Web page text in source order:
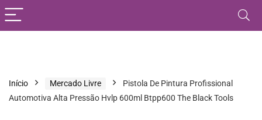
Início Mercado Livre
Pistola De Pintura Profissional
Automotiva Alta Pressão Hvlp 600ml Btpp600 The Black Tools